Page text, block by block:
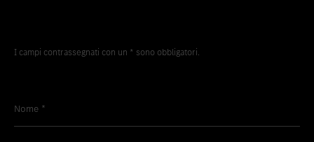
I campi contrassegnati con un * sono obbligatori.
Nome *